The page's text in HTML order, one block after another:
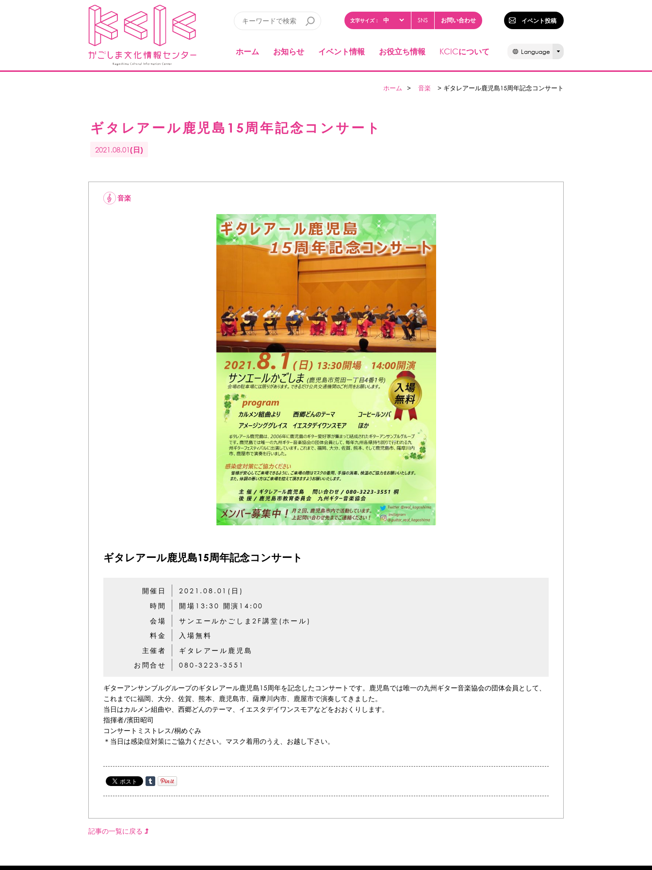
文字サイズ： SNS お問い合わせ イベント投稿
ホーム お知らせ イベント情報 お役立ち情報 KCICについて Language
ホーム > 音楽 > ギタレアール鹿児島15周年記念コンサート
ギタレアール鹿児島15周年記念コンサート
2021.08.01(日)
音楽
ギタレアール鹿児島15周年記念コンサート
開催日
2021.08.01(日)
時間
開場13:30 開演14:00
会場
サンエールかごしま2F講堂(ホール)
料金
入場無料
主催者
ギタレアール鹿児島
お問合せ
080-3223-3551
ギターアンサンブルグループのギタレアール鹿児島15周年を記念したコンサートです。鹿児島では唯一の九州ギター音楽協会の団体会員として、
これまでに福岡、大分、佐賀、熊本、鹿児島市、薩摩川内市、鹿屋市で演奏してきました。
当日はカルメン組曲や、西郷どんのテーマ、イエスタデイワンスモアなどをおおくりします。
指揮者/濱田昭司
コンサートミストレス/桐めぐみ
＊当日は感染症対策にご協力ください。マスク着用のうえ、お越し下さい。
記事の一覧に戻る